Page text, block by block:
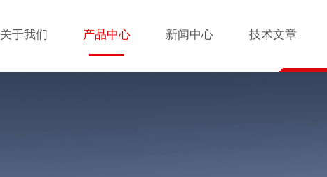
关于我们 产品中心 新闻中心 技术文章